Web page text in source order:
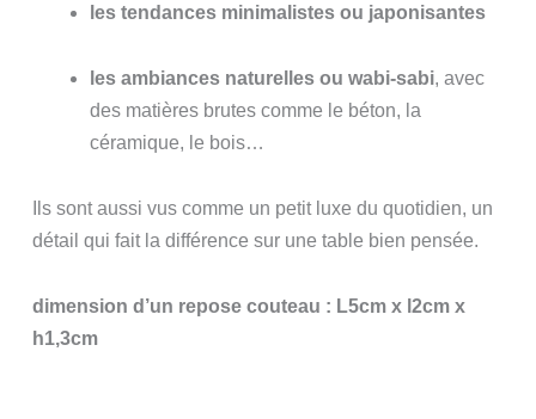
les tendances minimalistes ou japonisantes
les ambiances naturelles ou wabi-sabi, avec
des matières brutes comme le béton, la
céramique, le bois…
Ils sont aussi vus comme un petit luxe du quotidien, un
détail qui fait la différence sur une table bien pensée.
dimension d’un repose couteau : L5cm x l2cm x
h1,3cm